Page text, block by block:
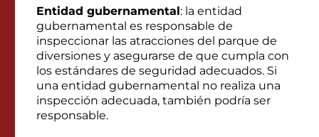
Entidad gubernamental: la entidad
gubernamental es responsable de
inspeccionar las atracciones del parque de
diversiones y asegurarse de que cumpla con
los estándares de seguridad adecuados. Si
una entidad gubernamental no realiza una
inspección adecuada, también podría ser
responsable.